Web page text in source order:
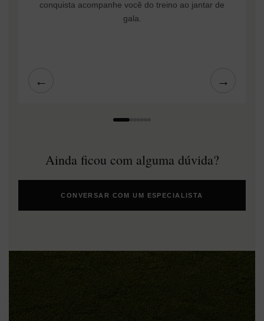
←
conquista acompanhe você do treino ao jantar de
gala.
→
Ainda ficou com alguma dúvida?
CONVERSAR COM UM ESPECIALISTA